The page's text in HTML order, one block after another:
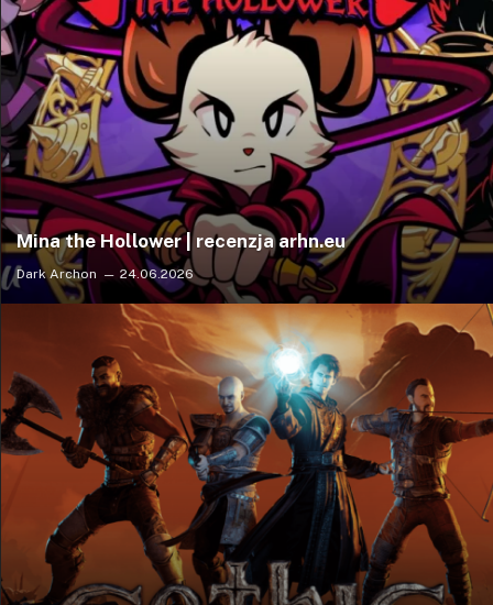
Mina the Hollower | recenzja arhn.eu
Dark Archon 24.06.2026